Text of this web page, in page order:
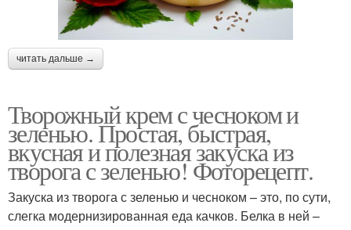
читать дальше →
Творожный крем с чесноком и
зеленью. Простая, быстрая,
вкусная и полезная закуска из
творога с зеленью! Фоторецепт.
Закуска из творога с зеленью и чесноком – это, по сути,
слегка модернизированная еда качков. Белка в ней –